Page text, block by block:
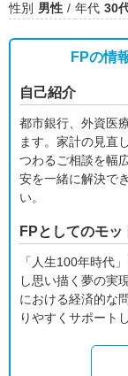
性別 男性 年代 30
FPの情
自己紹介
都市銀行、外資医
ます。家計の見直
つわるご相談を幅
安を一緒に解決で
い。
FPとしてのモッ
「人生100年時代
し思い描く夢の実
における経済的な
りやすくサポート